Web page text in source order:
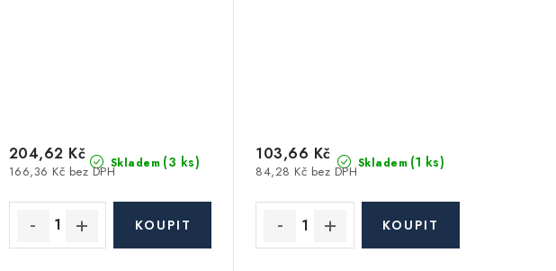
Skladem (3 ks)
166,36 Kč bez DPH
204,62 Kč Skladem (1 ks)
84,28 Kč bez DPH
103,66 Kč